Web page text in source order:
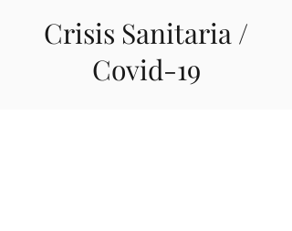
Crisis Sanitaria /
Covid-19